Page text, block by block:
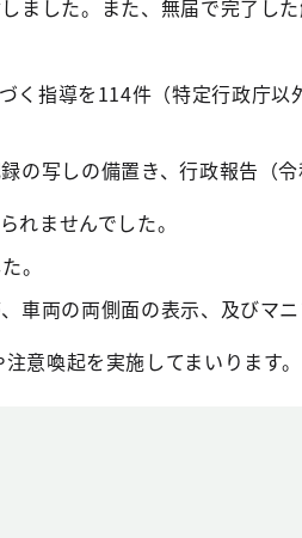
ました。また、無届で完了し
指導を114件（特定行政庁以
の写しの備置き、行政報告（
ませんでした。
。
車両の両側面の表示、及びマ
意喚起を実施してまいります。